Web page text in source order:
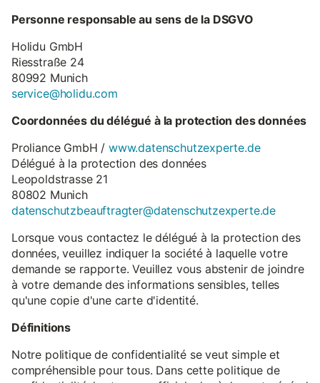
Personne responsable au sens de la DSGVO
Holidu GmbH
Riesstraße 24
80992 Munich
service@holidu.com
Coordonnées du délégué à la protection des données
Proliance GmbH /www.datenschutzexperte.de
Délégué à la protection des données
Leopoldstrasse 21
80802 Munich
datenschutzbeauftragter@datenschutzexperte.de
Lorsque vous contactez le délégué à la protection des
données, veuillez indiquer la société à laquelle votre
demande se rapporte. Veuillez vous abstenir de joindre
à votre demande des informations sensibles, telles
qu'une copie d'une carte d'identité.
Définitions
Notre politique de confidentialité se veut simple et
compréhensible pour tous. Dans cette politique de